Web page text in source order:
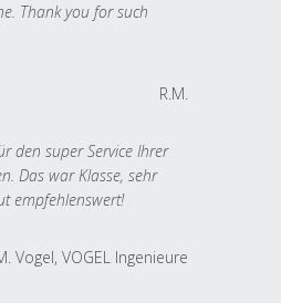
Thank you for such
R.M.
den super Service Ihrer
Das war Klasse, sehr
empfehlenswert!
Vogel, VOGEL Ingenieure